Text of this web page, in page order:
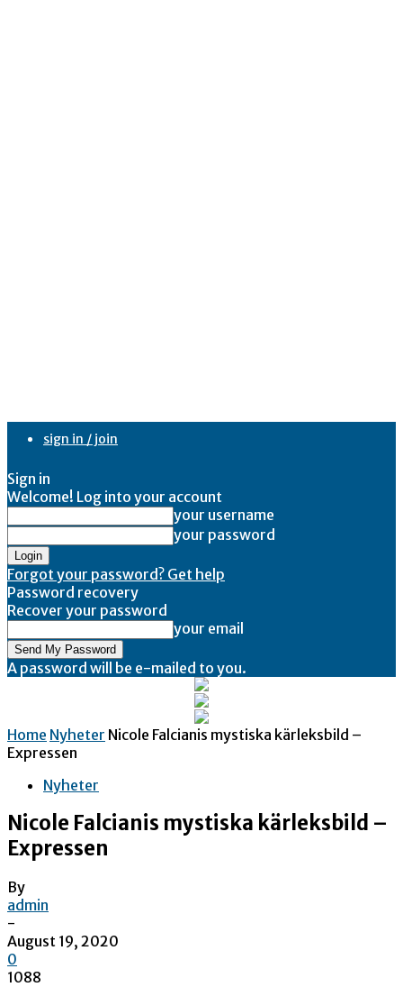
sign in / join
Sign in
Welcome! Log into your account
your username
your password
Forgot your password? Get help
Password recovery
Recover your password
your email
A password will be e-mailed to you.
Home Nyheter Nicole Falcianis mystiska kärleksbild –
Expressen
Nyheter
Nicole Falcianis mystiska kärleksbild –
Expressen
By
admin
-
August 19, 2020
0
1088